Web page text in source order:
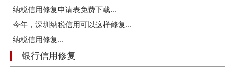
纳税信用修复申请表免费下载...
今年，深圳纳税信用可以这样修复...
纳税信用修复...
银行信用修复